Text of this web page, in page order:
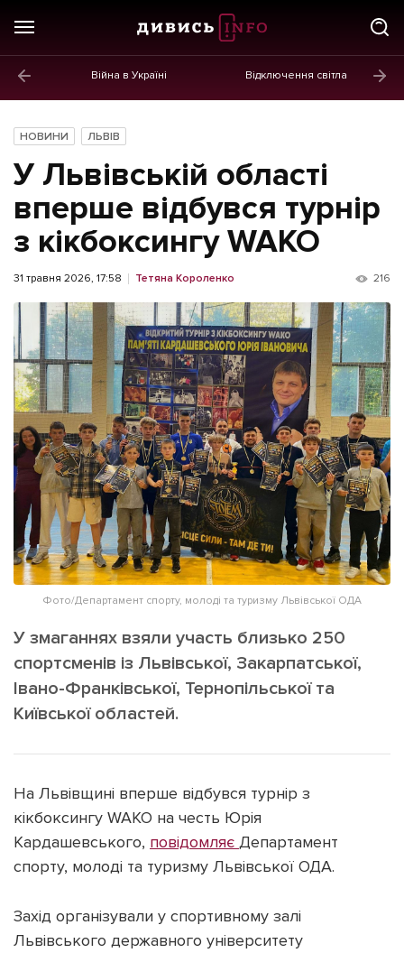
Війна в Україні Відключення світла
Новини
Політика
Економіка
Бізнес
Життя
Культура
Афіша
ІНШЕ
Інтерв'ю
Картки
Репортаж
Розслідування
Погляди
Ініціативи
Прес-релізи
Фото/Відео
Made in Lviv
Зв'язатися з нами
[email protected] Реклама на сайті
Політика конфіденційності
Наші соц мережі
Підтримати dyvys.info
НОВИНИ ЛЬВІВ
У Львівській області
вперше відбувся турнір
з кікбоксингу WAKO
31 травня 2026, 17:58 Тетяна Короленко 216
Фото/Департамент спорту, молоді та туризму Львівської ОДА
У змаганнях взяли участь близько 250
спортсменів із Львівської, Закарпатської,
Івано-Франківської, Тернопільської та
Київської областей.
На Львівщині вперше відбувся турнір з
кікбоксингу WAKO на честь Юрія
Кардашевського, повідомляє Департамент
спорту, молоді та туризму Львівської ОДА.
Захід організували у спортивному залі
Львівського державного університету